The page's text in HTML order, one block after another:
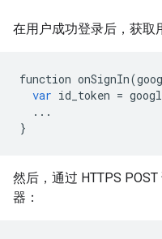
在用户成功登录后，获取
function onSignIn(
var id_token =
...
}
然后，通过 HTTPS
器：